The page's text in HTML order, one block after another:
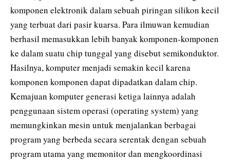
komponen elektronik dalam sebuah piringan silikon kecil
yang terbuat dari pasir kuarsa. Para ilmuwan kemudian
berhasil memasukkan lebih banyak komponen-komponen
ke dalam suatu chip tunggal yang disebut semikonduktor.
Hasilnya, komputer menjadi semakin kecil karena
komponen komponen dapat dipadatkan dalam chip.
Kemajuan komputer generasi ketiga lainnya adalah
penggunaan sistem operasi (operating system) yang
memungkinkan mesin untuk menjalankan berbagai
program yang berbeda secara serentak dengan sebuah
program utama yang memonitor dan mengkoordinasi